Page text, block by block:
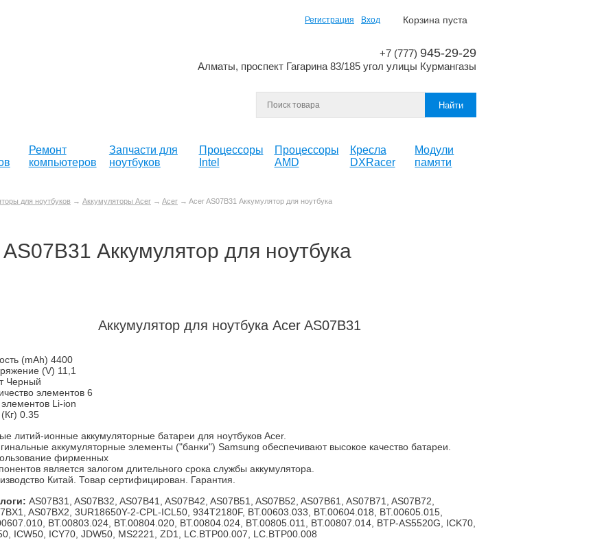
Корзина пуста
Регистрация Вход
+7 (777) 945-29-29
Алматы, проспект Гагарина 83/185 угол улицы Курмангазы
Ремонт
компьютеров
Запчасти для
ноутбуков
Процессоры
Intel
Процессоры
AMD
Кресла
DXRacer
Модули
памяти
для ноутбуков → Аккумуляторы Acer → Acer → Acer AS07B31 Аккумулятор для ноутбука
Аккумулятор для ноутбука
Аккумулятор для ноутбука Acer AS07B31
(mAh) 4400
(V) 11,1
Черный
элементов 6
Li-ion
0.35
литий-ионные аккумуляторные батареи для ноутбуков Acer.
аккумуляторные элементы ("банки") Samsung обеспечивают высокое качество батареи.
фирменных
является залогом длительного срока службы аккумулятора.
Китай. Товар сертифицирован. Гарантия.
AS07B31, AS07B32, AS07B41, AS07B42, AS07B51, AS07B52, AS07B61, AS07B71, AS07B72,
AS07BX2, 3UR18650Y-2-CPL-ICL50, 934T2180F, BT.00603.033, BT.00604.018, BT.00605.015,
BT.00803.024, BT.00804.020, BT.00804.024, BT.00805.011, BT.00807.014, BTP-AS5520G, ICK70,
ICW50, ICY70, JDW50, MS2221, ZD1, LC.BTP00.007, LC.BTP00.008